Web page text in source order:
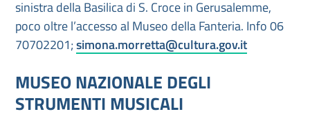
sinistra della Basilica di S. Croce in Gerusalemme,
poco oltre l’accesso al Museo della Fanteria. Info 06
70702201;simona.morretta@cultura.gov.it
MUSEO NAZIONALE DEGLI
STRUMENTI MUSICALI